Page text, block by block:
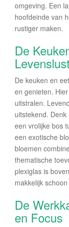
omgeving. Een
hoofdeinde van
rustiger maken.
De
Levenslust
De keuken en
en genieten.
uitstralen.
uitstekend.
een vrolijke bos
een exotische
bloemen
thematische
plexiglas is
makkelijk
De
en Focus